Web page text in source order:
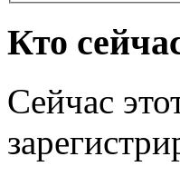
Кто
Сейчас